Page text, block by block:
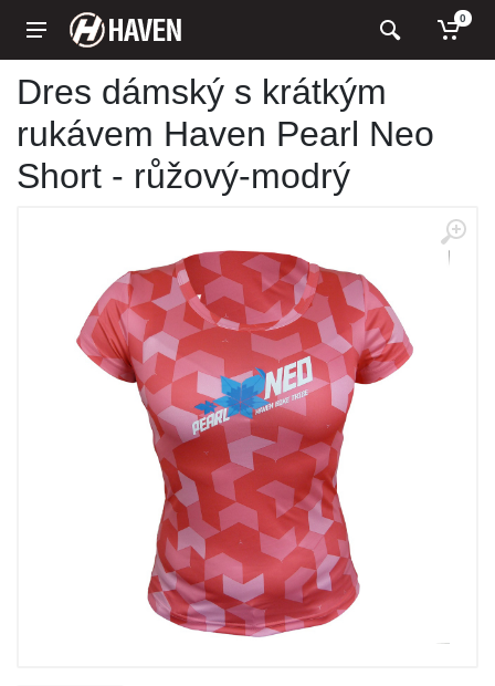
0
Dres dámský s krátkým
rukávem Haven Pearl Neo
Short - růžový-modrý